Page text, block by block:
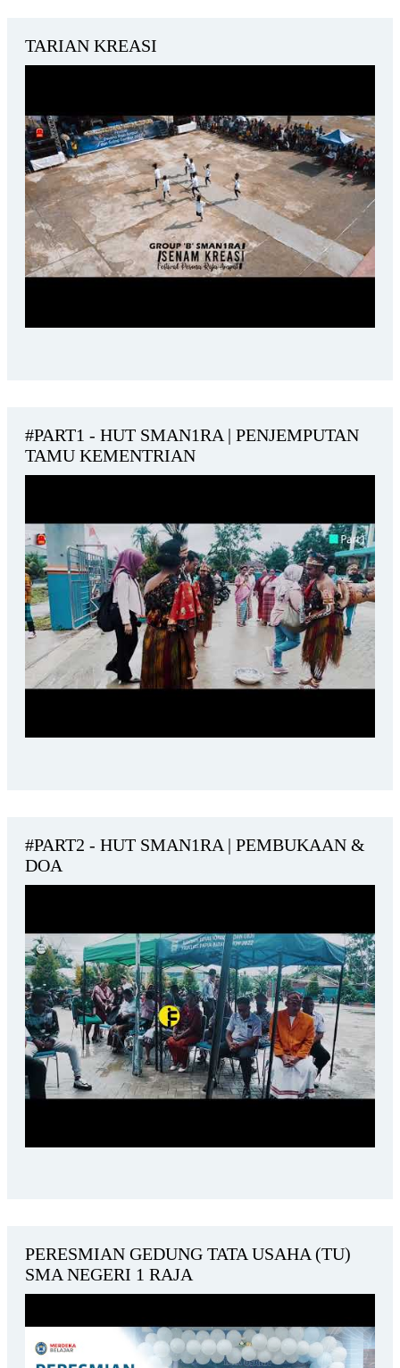
TARIAN KREASI
#PART1 - HUT SMAN1RA | PENJEMPUTAN
TAMU KEMENTRIAN
#PART2 - HUT SMAN1RA | PEMBUKAAN &
DOA
PERESMIAN GEDUNG TATA USAHA (TU)
SMA NEGERI 1 RAJA